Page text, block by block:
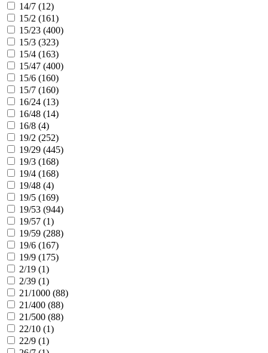
14/7 (12)
15/2 (161)
15/23 (400)
15/3 (323)
15/4 (163)
15/47 (400)
15/6 (160)
15/7 (160)
16/24 (13)
16/48 (14)
16/8 (4)
19/2 (252)
19/29 (445)
19/3 (168)
19/4 (168)
19/48 (4)
19/5 (169)
19/53 (944)
19/57 (1)
19/59 (288)
19/6 (167)
19/9 (175)
2/19 (1)
2/39 (1)
21/1000 (88)
21/400 (88)
21/500 (88)
22/10 (1)
22/9 (1)